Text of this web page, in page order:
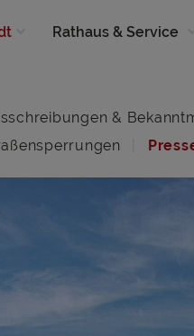
Rathaus & Service
&